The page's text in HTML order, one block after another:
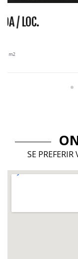
CASA PARA
Colinas De
SE